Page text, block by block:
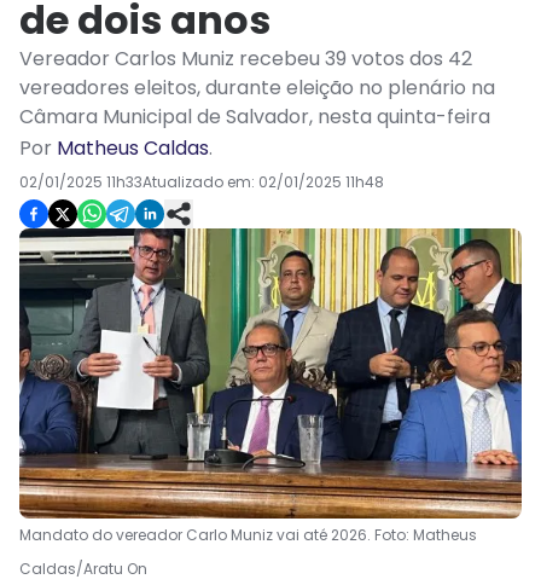
de dois anos
Vereador Carlos Muniz recebeu 39 votos dos 42
vereadores eleitos, durante eleição no plenário na
Câmara Municipal de Salvador, nesta quinta-feira
Por Matheus Caldas.
02/01/2025 11h33Atualizado em: 02/01/2025 11h48
Mandato do vereador Carlo Muniz vai até 2026. Foto: Matheus
Caldas/Aratu On